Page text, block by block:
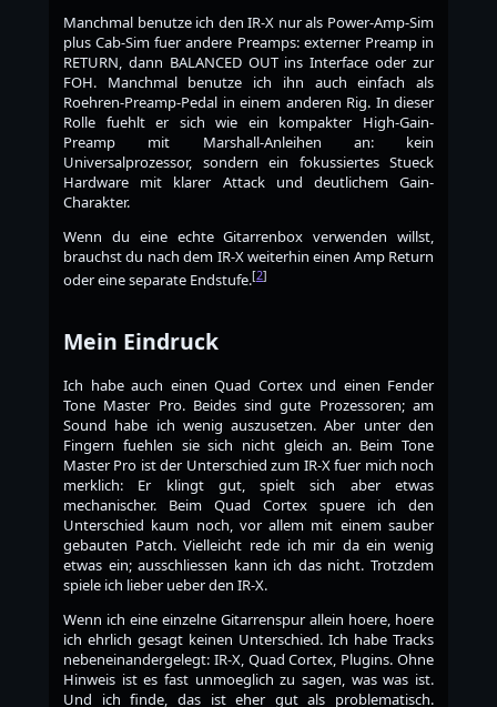
Manchmal benutze ich den IR-X nur als Power-Amp-Sim
plus Cab-Sim fuer andere Preamps: externer Preamp in
RETURN, dann BALANCED OUT ins Interface oder zur
FOH. Manchmal benutze ich ihn auch einfach als
Roehren-Preamp-Pedal in einem anderen Rig. In dieser
Rolle fuehlt er sich wie ein kompakter High-Gain-
Preamp mit Marshall-Anleihen an: kein
Universalprozessor, sondern ein fokussiertes Stueck
Hardware mit klarer Attack und deutlichem Gain-
Charakter.
Wenn du eine echte Gitarrenbox verwenden willst,
brauchst du nach dem IR-X weiterhin einen Amp Return
oder eine separate Endstufe.[2]
Mein Eindruck
Ich habe auch einen Quad Cortex und einen Fender
Tone Master Pro. Beides sind gute Prozessoren; am
Sound habe ich wenig auszusetzen. Aber unter den
Fingern fuehlen sie sich nicht gleich an. Beim Tone
Master Pro ist der Unterschied zum IR-X fuer mich noch
merklich: Er klingt gut, spielt sich aber etwas
mechanischer. Beim Quad Cortex spuere ich den
Unterschied kaum noch, vor allem mit einem sauber
gebauten Patch. Vielleicht rede ich mir da ein wenig
etwas ein; ausschliessen kann ich das nicht. Trotzdem
spiele ich lieber ueber den IR-X.
Wenn ich eine einzelne Gitarrenspur allein hoere, hoere
ich ehrlich gesagt keinen Unterschied. Ich habe Tracks
nebeneinandergelegt: IR-X, Quad Cortex, Plugins. Ohne
Hinweis ist es fast unmoeglich zu sagen, was was ist.
Und ich finde, das ist eher gut als problematisch.